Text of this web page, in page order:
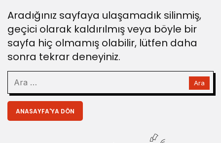
Aradığınız sayfaya ulaşamadık silinmiş,
geçici olarak kaldırılmış veya böyle bir
sayfa hiç olmamış olabilir, lütfen daha
sonra tekrar deneyiniz.
ANASAYFA'YA DÖN